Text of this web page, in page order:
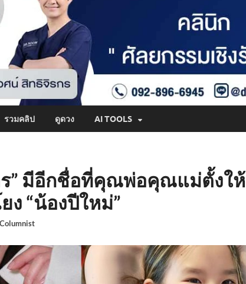
รวมคลิป ดูดวง AI TOOLS
ร” มีอีกชื่อที่คุณพ่อคุณแม่ตั้งให้
ง “น้องปีใหม่”